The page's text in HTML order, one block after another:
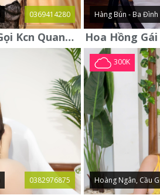
0369414280
Hoàng Ngân Gái Gọi Kcn Quang Minh - Mê Linh . Hàng Vip Lần Đầu
Hàng Bún - Ba Đình
0382976875
300K
Hoàng Ngân, Cầu